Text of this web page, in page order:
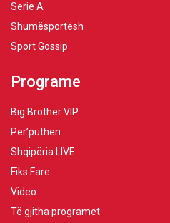
Serie A
Shumësportësh
Sport Gossip
Programe
Big Brother VIP
Për’puthen
Shqipëria LIVE
Fiks Fare
Video
Të gjitha programet